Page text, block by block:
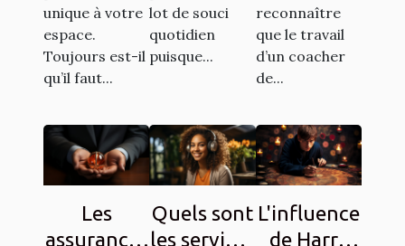
unique à votre
espace.
Toujours est-il
qu’il faut...
lot de souci
quotidien
puisque...
reconnaître
que le travail
d’un coacher
de...
Les
assurances
Quels sont
les services
L'influence
de Harry